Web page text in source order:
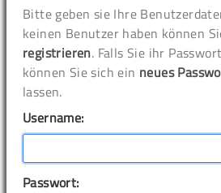
Bitte geben sie Ihre
keinen Benutzer haben können
registrieren. Falls Sie ihr
können Sie sich ein neues
lassen.
Username:
Passwort: